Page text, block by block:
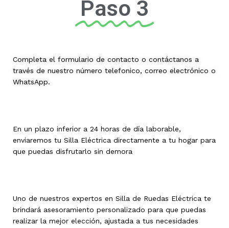
Paso 3
Completa el formulario de contacto o contáctanos a
través de nuestro número telefonico, correo electrónico o
WhatsApp.
En un plazo inferior a 24 horas de día laborable,
enviaremos tu Silla Eléctrica directamente a tu hogar para
que puedas disfrutarlo sin demora
Uno de nuestros expertos en Silla de Ruedas Eléctrica te
brindará asesoramiento personalizado para que puedas
realizar la mejor elección, ajustada a tus necesidades